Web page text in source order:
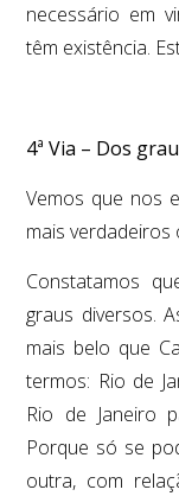
necessário em
têm existência.
4ª Via – Dos
Vemos que nos
mais
Constatamos
graus diversos.
mais belo que
termos: Rio de
Rio de Janeiro
Porque só se
outra, com